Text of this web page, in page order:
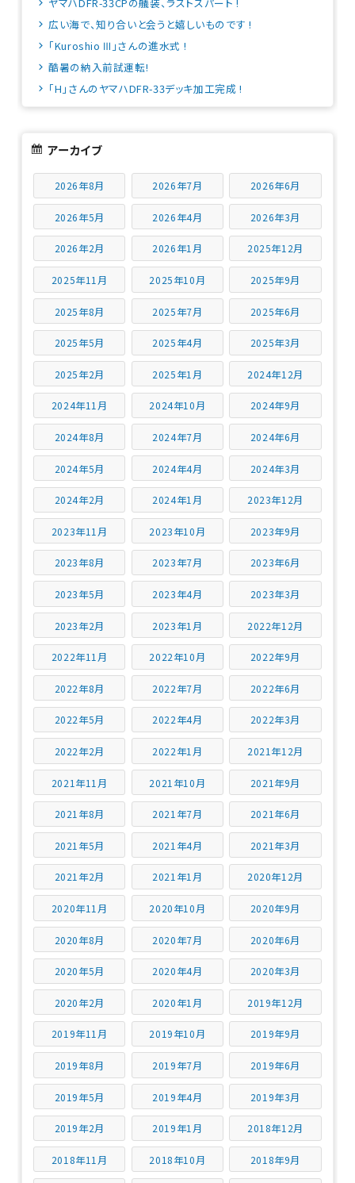
広い海で、知り合いと会うと嬉しいものです !
「Kuroshio Ⅲ」さんの進水式 !
酷暑の納入前試運転!
「H」さんのヤマハDFR-33デッキ加工完成 !
アーカイブ
2026年8月 2026年7月 2026年6月
2026年5月 2026年4月 2026年3月
2026年2月 2026年1月 2025年12月
2025年11月 2025年10月 2025年9月
2025年8月 2025年7月 2025年6月
2025年5月 2025年4月 2025年3月
2025年2月 2025年1月 2024年12月
2024年11月 2024年10月 2024年9月
2024年8月 2024年7月 2024年6月
2024年5月 2024年4月 2024年3月
2024年2月 2024年1月 2023年12月
2023年11月 2023年10月 2023年9月
2023年8月 2023年7月 2023年6月
2023年5月 2023年4月 2023年3月
2023年2月 2023年1月 2022年12月
2022年11月 2022年10月 2022年9月
2022年8月 2022年7月 2022年6月
2022年5月 2022年4月 2022年3月
2022年2月 2022年1月 2021年12月
2021年11月 2021年10月 2021年9月
2021年8月 2021年7月 2021年6月
2021年5月 2021年4月 2021年3月
2021年2月 2021年1月 2020年12月
2020年11月 2020年10月 2020年9月
2020年8月 2020年7月 2020年6月
2020年5月 2020年4月 2020年3月
2020年2月 2020年1月 2019年12月
2019年11月 2019年10月 2019年9月
2019年8月 2019年7月 2019年6月
2019年5月 2019年4月 2019年3月
2019年2月 2019年1月 2018年12月
2018年11月 2018年10月 2018年9月